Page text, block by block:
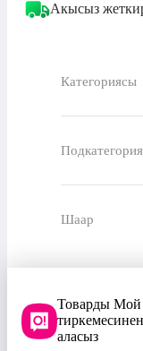
Акысыз
Категориясы
Шаар
Товарды
аласыз